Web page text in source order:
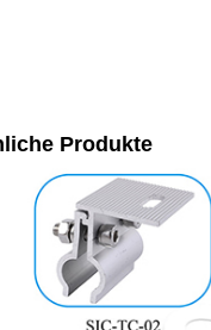
Produkte